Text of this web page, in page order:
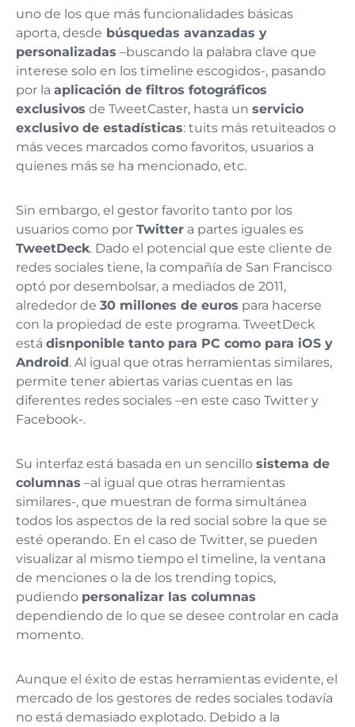
uno de los que más funcionalidades básicas
aporta, desde búsquedas avanzadas y
personalizadas –buscando la palabra clave que
interese solo en los timeline escogidos-, pasando
por la aplicación de filtros fotográficos
exclusivos de TweetCaster, hasta un servicio
exclusivo de estadísticas: tuits más retuiteados o
más veces marcados como favoritos, usuarios a
quienes más se ha mencionado, etc.
Sin embargo, el gestor favorito tanto por los
usuarios como por Twitter a partes iguales es
TweetDeck. Dado el potencial que este cliente de
redes sociales tiene, la compañía de San Francisco
optó por desembolsar, a mediados de 2011,
alrededor de 30 millones de euros para hacerse
con la propiedad de este programa. TweetDeck
está disnponible tanto para PC como para iOS y
Android. Al igual que otras herramientas similares,
permite tener abiertas varias cuentas en las
diferentes redes sociales –en este caso Twitter y
Facebook-.
Su interfaz está basada en un sencillo sistema de
columnas –al igual que otras herramientas
similares-, que muestran de forma simultánea
todos los aspectos de la red social sobre la que se
esté operando. En el caso de Twitter, se pueden
visualizar al mismo tiempo el timeline, la ventana
de menciones o la de los trending topics,
pudiendo personalizar las columnas
dependiendo de lo que se desee controlar en cada
momento.
Aunque el éxito de estas herramientas evidente, el
mercado de los gestores de redes sociales todavía
no está demasiado explotado. Debido a la